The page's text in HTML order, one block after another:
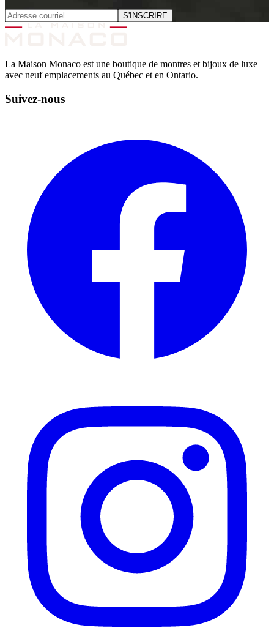
S'INSCRIRE
La Maison Monaco est une boutique de montres et bijoux de luxe
avec neuf emplacements au Québec et en Ontario.
Suivez-nous